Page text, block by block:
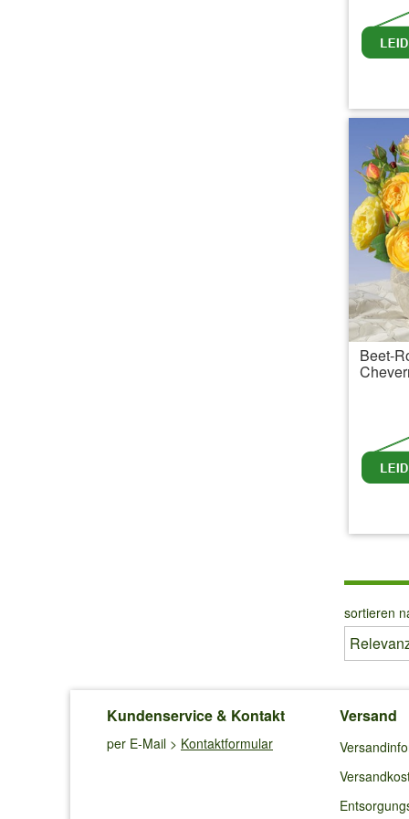
Beet-
sortieren
Kundenservice & Kontakt
per E-Mail > Kontaktformular
Versand